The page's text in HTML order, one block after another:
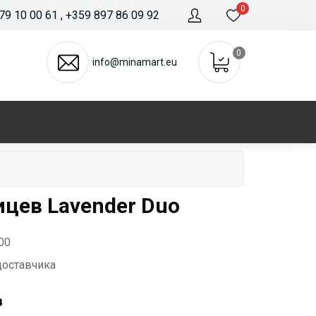
0
10 00 61 , +359 897 86 09 92
info@minamart.eu
0
Lavender Duo